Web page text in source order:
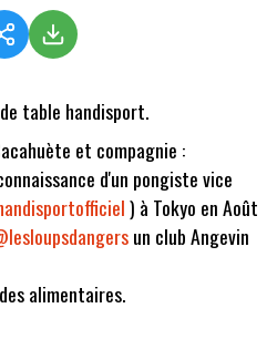
table handisport.
et compagnie :
d'un pongiste vice
) à Tokyo en Août
un club Angevin
alimentaires.